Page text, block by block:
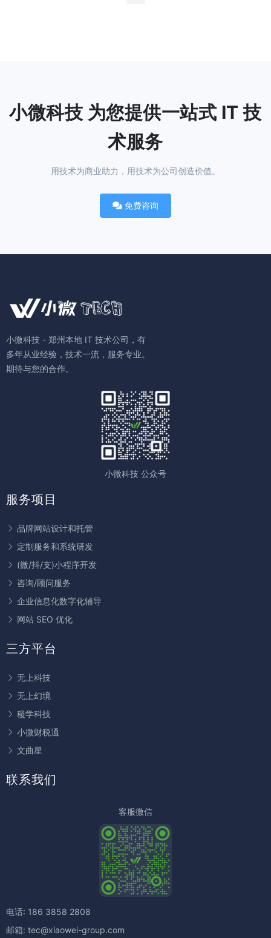
小微科技 为您提供一站式 IT 技
术服务
用技术为商业助力，用技术为公司创造价值。
免费咨询
小微科技 - 郑州本地 IT 技术公司，有
多年从业经验，技术一流，服务专业。
期待与您的合作。
小微科技 公众号
服务项目
品牌网站设计和托管
定制服务和系统研发
(微/抖/支)小程序开发
咨询/顾问服务
企业信息化数字化辅导
网站 SEO 优化
三方平台
无上科技
无上幻境
稷学科技
小微财税通
文曲星
联系我们
客服微信
电话: 186 3858 2808
邮箱: tec@xiaowei-group.com